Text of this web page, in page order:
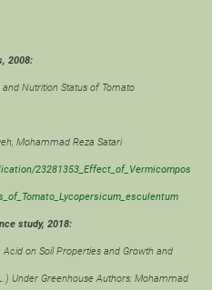
2008:
Nutrition Status of Tomato
, Mohammad Reza Satari
23281353_Effect_of_Vermicompos
study, 2018:
on Soil Properties and Growth and
Under GreenhouseAuthors: Mohammad